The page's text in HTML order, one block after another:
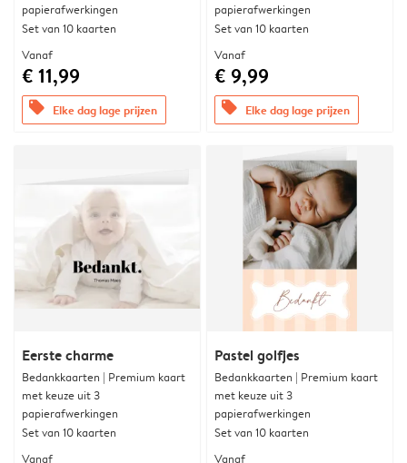
papierafwerkingen
Set van 10 kaarten
Vanaf
€ 11,99
offers Elke dag lage prijzen
papierafwerkingen
Set van 10 kaarten
Vanaf
€ 9,99
offers Elke dag lage prijzen
Eerste charme
Bedankkaarten | Premium kaart
met keuze uit 3
papierafwerkingen
Set van 10 kaarten
Vanaf
Pastel golfjes
Bedankkaarten | Premium kaart
met keuze uit 3
papierafwerkingen
Set van 10 kaarten
Vanaf